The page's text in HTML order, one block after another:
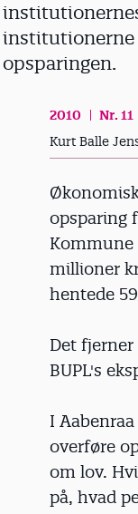
institutionerne
opsparingen.
2010
Nr. 11
Kurt Balle
opsparing
Kommune
millioner
hentede
Det
BUPL's
I
overføre
om lov.
på, hvad